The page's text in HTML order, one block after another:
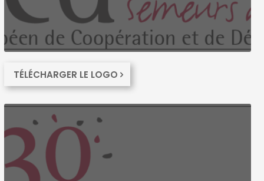
TÉLÉCHARGER LE LOGO